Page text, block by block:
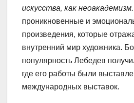
искусства, как неоакадемизм.
проникновенные и
произведения, которые
внутренний мир художника.
популярность Лебедев
где его работы были
международных выставок.